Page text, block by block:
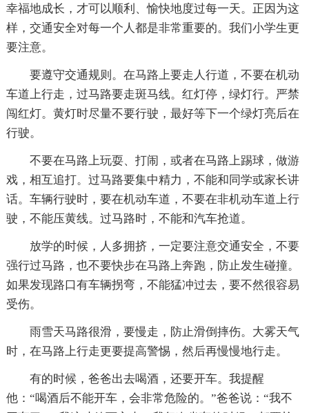
幸福地成长，才可以顺利、愉快地度过每一天。正因为这
样，交通安全对每一个人都是非常重要的。我们小学生更
要注意。
要遵守交通规则。在马路上要走人行道，不要在机动
车道上行走，过马路要走斑马线。红灯停，绿灯行。严禁
闯红灯。黄灯时尽量不要行驶，最好等下一个绿灯亮后在
行驶。
不要在马路上玩耍、打闹，或者在马路上踢球，做游
戏，相互追打。过马路要集中精力，不能和同学或家长讲
话。车辆行驶时，要在机动车道，不要在非机动车道上行
驶，不能压黄线。过马路时，不能和汽车抢道。
放学的时候，人多拥挤，一定要注意交通安全，不要
强行过马路，也不要快步在马路上奔跑，防止发生碰撞。
如果发现路口有车辆拐弯，不能猛冲过去，要不然很容易
受伤。
雨雪天马路很滑，要慢走，防止滑倒摔伤。大雾天气
时，在马路上行走更要提高警惕，然后再慢慢地行走。
有的时候，爸爸出去喝酒，还要开车。我提醒
他：“喝酒后不能开车，会非常危险的。”爸爸说：“我不